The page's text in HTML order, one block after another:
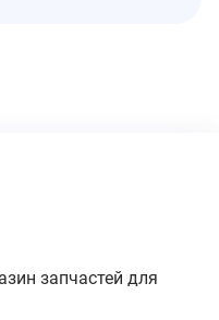
запчастей для